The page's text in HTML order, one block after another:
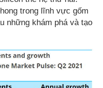
trong lĩnh vực gốm
những khám phá và tạo